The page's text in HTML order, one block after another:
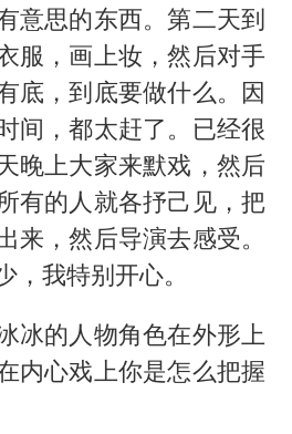
意思的东西。第二天到
服，画上妆，然后对手
底，到底要做什么。因
间，都太赶了。已经很
晚上大家来默戏，然后
有的人就各抒己见，把
来，然后导演去感受。
我特别开心。
冰的人物角色在外形上
内心戏上你是怎么把握